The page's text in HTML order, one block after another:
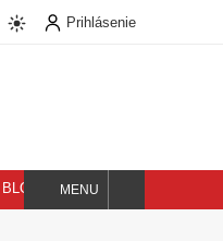
Prihlásenie
BLOG
Hľadaj
MENU